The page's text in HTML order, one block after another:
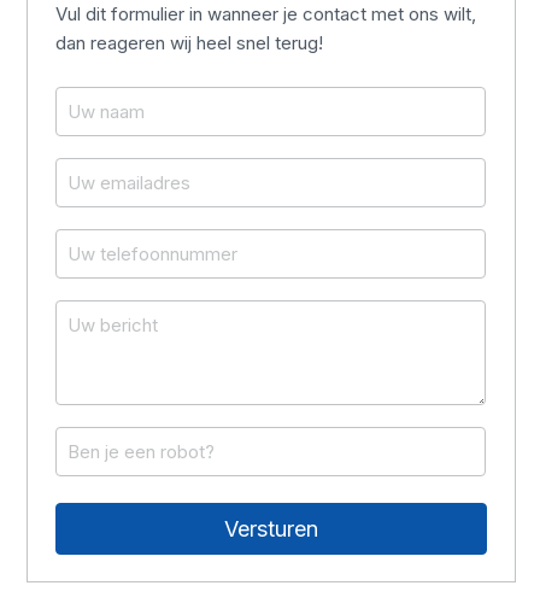
Vul dit formulier in wanneer je contact met ons wilt,
dan reageren wij heel snel terug!